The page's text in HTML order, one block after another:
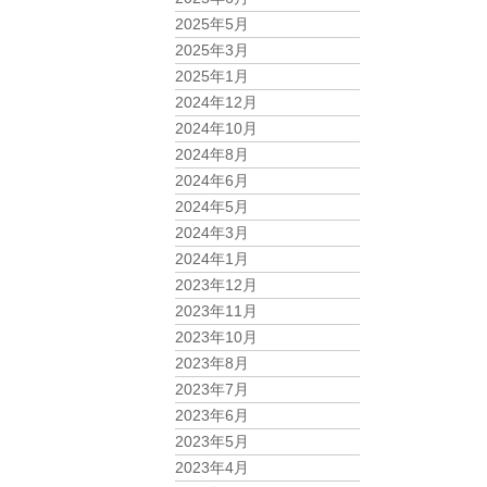
2025年5月
2025年3月
2025年1月
2024年12月
2024年10月
2024年8月
2024年6月
2024年5月
2024年3月
2024年1月
2023年12月
2023年11月
2023年10月
2023年8月
2023年7月
2023年6月
2023年5月
2023年4月